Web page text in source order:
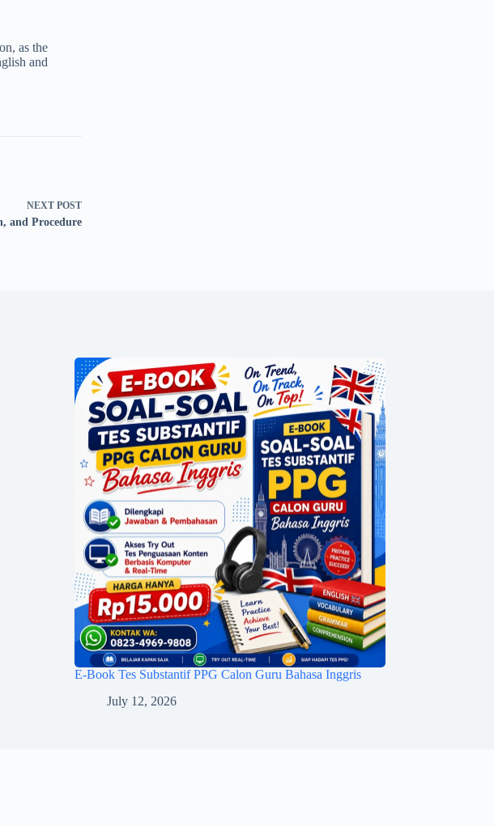
as the
and
NEXT POST
and Procedure
E-Book Tes Substantif PPG Calon Guru Bahasa Inggris
July 12, 2026